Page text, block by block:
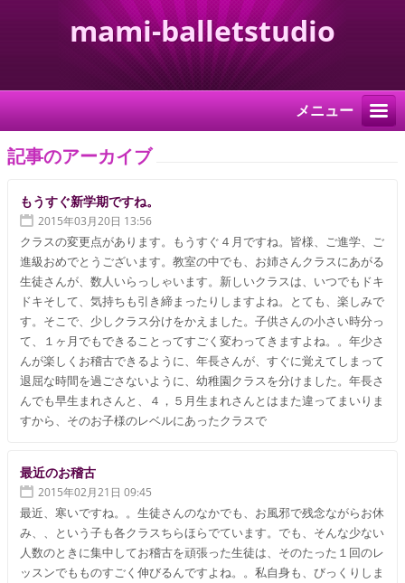
mami-balletstudio
メニュー
記事のアーカイブ
もうすぐ新学期ですね。
2015年03月20日 13:56
クラスの変更点があります。もうすぐ４月ですね。皆様、ご進学、ご
進級おめでとうございます。教室の中でも、お姉さんクラスにあがる
生徒さんが、数人いらっしゃいます。新しいクラスは、いつでもドキ
ドキそして、気持ちも引き締まったりしますよね。とても、楽しみで
す。そこで、少しクラス分けをかえました。子供さんの小さい時分っ
て、１ヶ月でもできることってすごく変わってきますよね。。年少さ
んが楽しくお稽古できるように、年長さんが、すぐに覚えてしまって
退屈な時間を過ごさないように、幼稚園クラスを分けました。年長さ
んでも早生まれさんと、４，５月生まれさんとはまた違ってまいりま
すから、そのお子様のレベルにあったクラスで
最近のお稽古
2015年02月21日 09:45
最近、寒いですね。。生徒さんのなかでも、お風邪で残念ながらお休
み、、という子も各クラスちらほらでています。でも、そんな少ない
人数のときに集中してお稽古を頑張った生徒は、そのたった１回のレ
ッスンでもものすごく伸びるんですよね。。私自身も、びっくりしま